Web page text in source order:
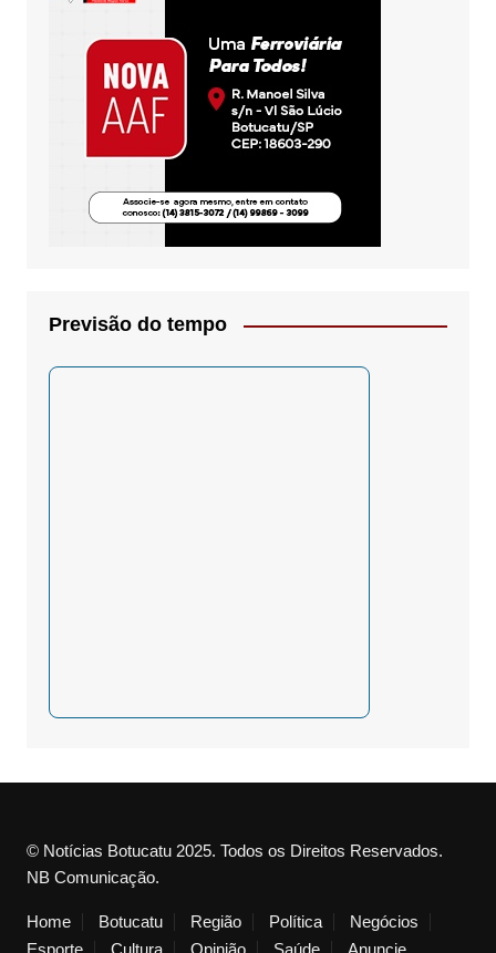
Previsão do tempo
© Notícias Botucatu 2025. Todos os Direitos Reservados.
NB Comunicação.
Home Botucatu Região Política
Negócios